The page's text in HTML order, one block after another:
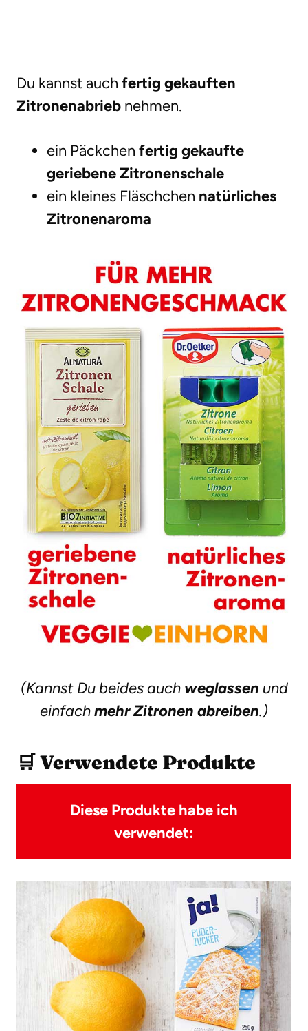
Du kannst auch fertig gekauften
Zitronenabrieb nehmen.
ein Päckchen fertig gekaufte
geriebene Zitronenschale
ein kleines Fläschchen natürliches
Zitronenaroma
(Kannst Du beides auch weglassen und
einfachmehr Zitronen abreiben.)
🛒 Verwendete Produkte
Diese Produkte habe ich
verwendet: